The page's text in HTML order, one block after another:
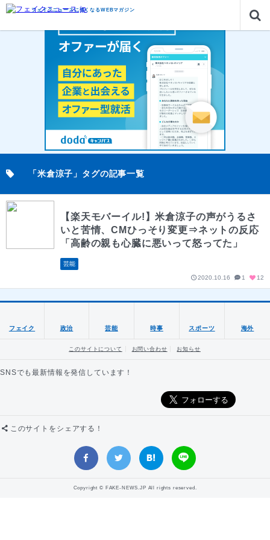
フェイクニュースに強くなるWEBマガジン
「米倉涼子」タグの記事一覧
【楽天モバーイル!】米倉涼子の声がうるさ
いと苦情、CMひっそり変更⇒ネットの反応
「高齢の親も心臓に悪いって怒ってた」
芸能
2020.10.16 1 12
フェイク 政治 芸能 時事 スポーツ 海外
このサイトについて お問い合わせ お知らせ
SNSでも最新情報を発信しています！
このサイトをシェアする！
Copyright © FAKE-NEWS.JP All rights reserved.